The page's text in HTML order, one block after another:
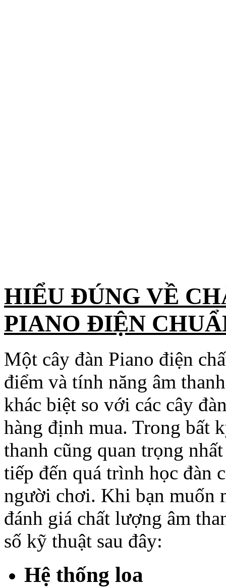
HIỂU ĐÚNG VỀ
PIANO ĐIỆN
Một cây đàn Piano điện
điểm và tính năng âm
khác biệt so với các cây
hàng định mua. Trong bất
thanh cũng quan trọng
tiếp đến quá trình học đàn
người chơi. Khi bạn muốn
đánh giá chất lượng âm
số kỹ thuật sau đây:
Hệ thống loa